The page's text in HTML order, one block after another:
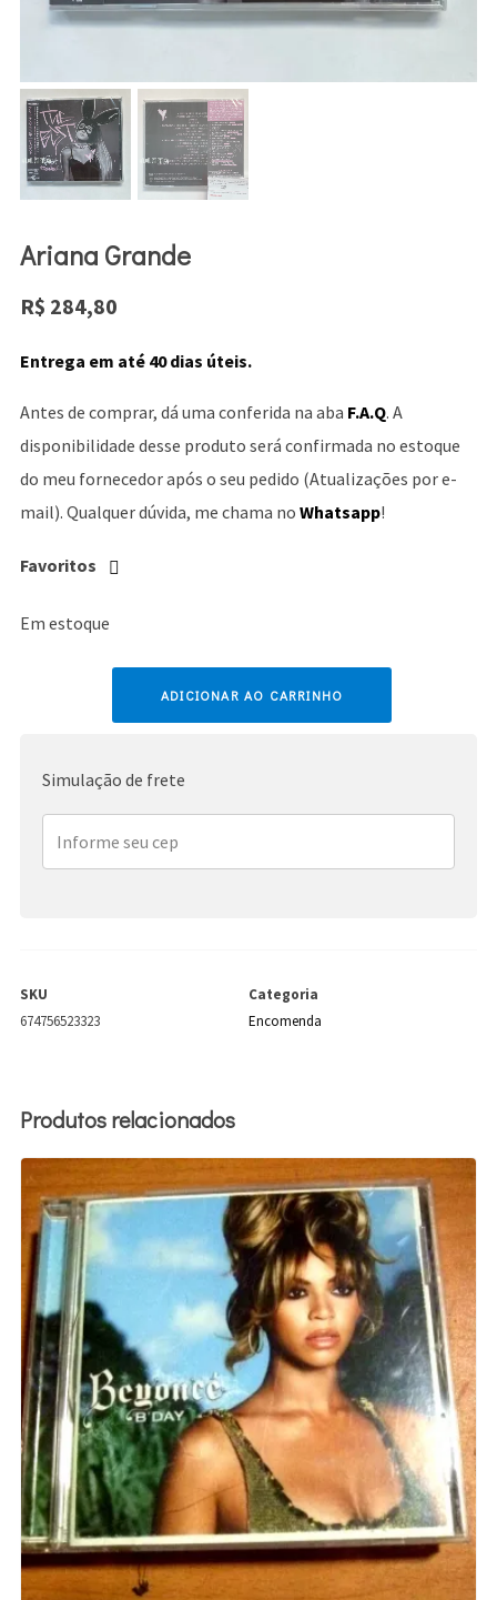
Ariana Grande
R$ 284,80
Entrega em até 40 dias úteis.
Antes de comprar, dá uma conferida na aba F.A.Q. A
disponibilidade desse produto será confirmada no estoque
do meu fornecedor após o seu pedido (Atualizações por e-
mail). Qualquer dúvida, me chama no Whatsapp!
Favoritos
Em estoque
ADICIONAR AO CARRINHO
Simulação de frete
SKU
674756523323
Categoria
Encomenda
Produtos relacionados